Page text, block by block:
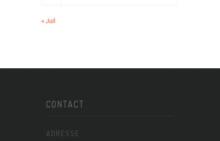
« Juil
CONTACT
ADRESSE